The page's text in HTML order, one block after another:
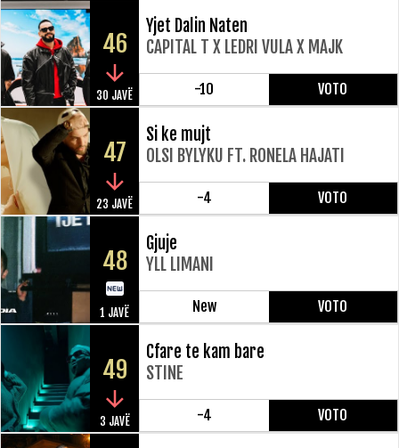
46
30 JAVË
Yjet Dalin Naten
CAPITAL T X LEDRI VULA X MAJK
-10 VOTO
47
23 JAVË
Si ke mujt
OLSI BYLYKU FT. RONELA HAJATI
-4 VOTO
48
1 JAVË
Gjuje
YLL LIMANI
New VOTO
49
3 JAVË
Cfare te kam bare
STINE
-4 VOTO